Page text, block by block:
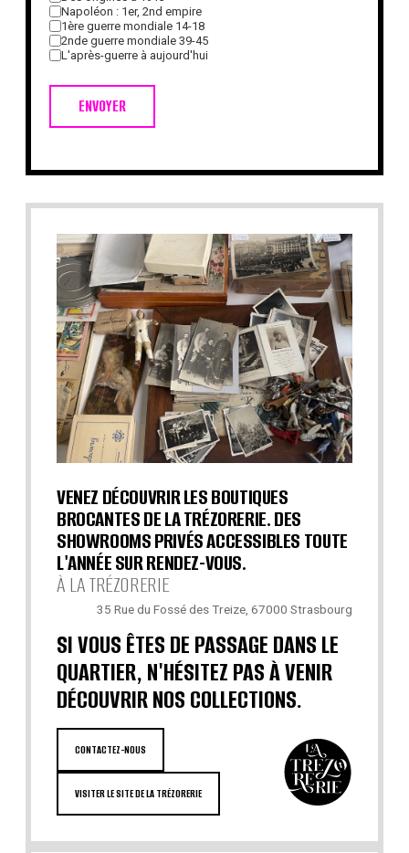
ENVOYER
Napoléon : 1er, 2nd empire
1ère guerre mondiale 14-18
2nde guerre mondiale 39-45
L'après-guerre à aujourd'hui
VENEZ DÉCOUVRIR LES BOUTIQUES
BROCANTES DE LA TRÉZORERIE. DES
SHOWROOMS PRIVÉS ACCESSIBLES TOUTE
L'ANNÉE SUR RENDEZ-VOUS.
À LA TRÉZORERIE
35 Rue du Fossé des Treize, 67000 Strasbourg
SI VOUS ÊTES DE PASSAGE DANS LE
QUARTIER, N'HÉSITEZ PAS À VENIR
DÉCOUVRIR NOS COLLECTIONS.
CONTACTEZ-NOUS
VISITER LE SITE DE LA TRÉZORERIE